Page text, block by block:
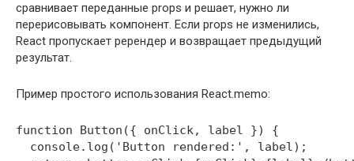
сравнивает переданные props и решает, нужно ли
перерисовывать компонент. Если props не изменились,
React пропускает ререндер и возвращает предыдущий
результат.
Пример простого использования React.memo:
function Button({ onClick, label }) {
  console.log('Button rendered:', label);